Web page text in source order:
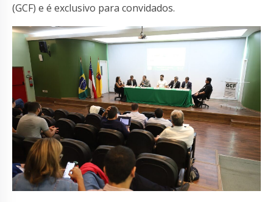
(GCF) e é exclusivo para convidados.